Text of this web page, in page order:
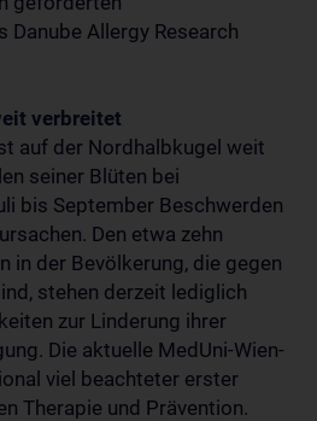
Danube Allergy Research
verbreitet
auf der Nordhalbkugel weit
seiner Blüten bei
bis September Beschwerden
Den etwa zehn
in der Bevölkerung, die gegen
stehen derzeit lediglich
zur Linderung ihrer
Die aktuelle MedUni-Wien-
viel beachteter erster
Therapie und Prävention.